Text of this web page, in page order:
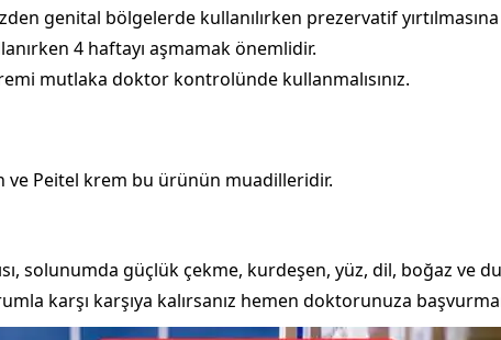
genital bölgelerde kullanılırken prezervatif
4 haftayı aşmamak önemlidir.
mutlaka doktor kontrolünde kullanmalısınız.
Peitel krem bu ürünün muadilleridir.
solunumda güçlük çekme, kurdeşen, yüz, dil, boğaz ve
karşı karşıya kalırsanız hemen doktorunuza